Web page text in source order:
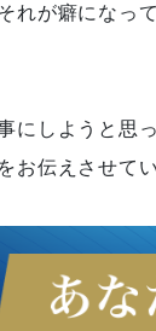
れが癖になっ
にしようと思
お伝えさせて